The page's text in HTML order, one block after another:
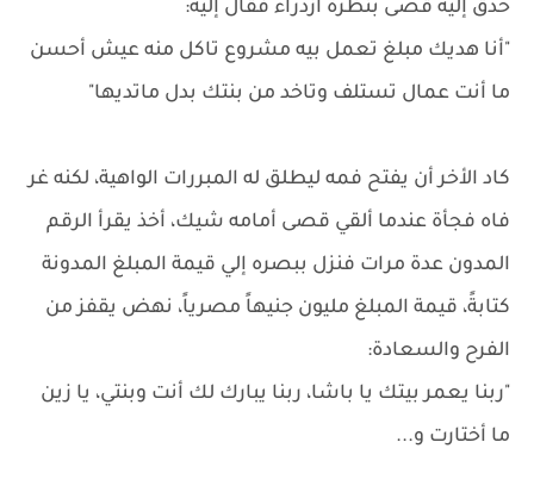
حدق إليه قصى بنظرة ازدراء فقال إليه:
"أنا هديك مبلغ تعمل بيه مشروع تاكل منه عيش أحسن
ما أنت عمال تستلف وتاخد من بنتك بدل ماتديها"
كاد الأخر أن يفتح فمه ليطلق له المبررات الواهية، لكنه غر
فاه فجأة عندما ألقي قصى أمامه شيك، أخذ يقرأ الرقم
المدون عدة مرات فنزل ببصره إلي قيمة المبلغ المدونة
كتابةً، قيمة المبلغ مليون جنيهاً مصرياً، نهض يقفز من
الفرح والسعادة:
"ربنا يعمر بيتك يا باشا، ربنا يبارك لك أنت وبنتي، يا زين
ما أختارت و...